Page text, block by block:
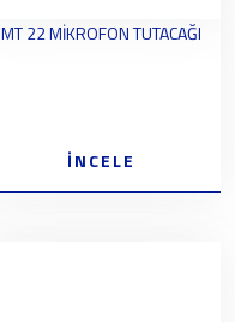
MT 22 MİKROFON TUTACAĞI
İNCELE